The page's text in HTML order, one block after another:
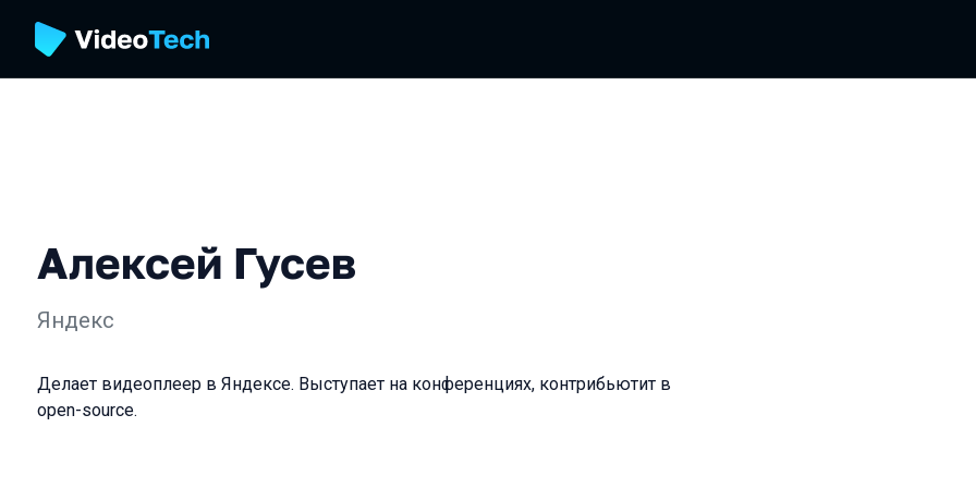
Алексей Гусев
Яндекс
Делает видеоплеер в Яндексе. Выступает на конференциях, контрибьютит в
open-source.